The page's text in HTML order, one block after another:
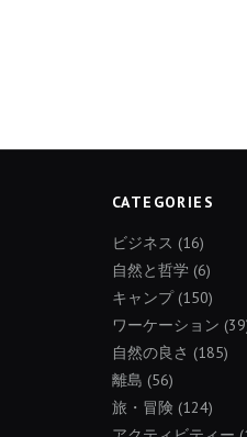
CATEGORIES
ビジネス (16)
自然と哲学 (6)
キャンプ(150)
ワーケーション
自然の良さ (185)
離島 (56)
旅・冒険 (124)